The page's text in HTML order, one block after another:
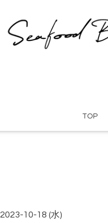
TOP
2023-10-18 (水)